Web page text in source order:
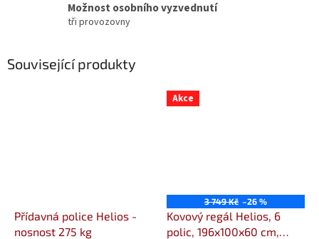
Možnost osobního vyzvednutí
tři provozovny
Související produkty
Přídavná police Helios -
nosnost 275 kg
Akce
3 749 Kč –26 %
Kovový regál Helios, 6
polic, 196x100x60 cm,